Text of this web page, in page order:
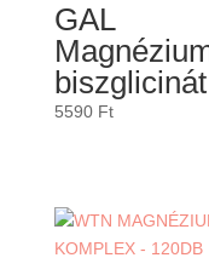
GAL
biszglicinát
5590 Ft